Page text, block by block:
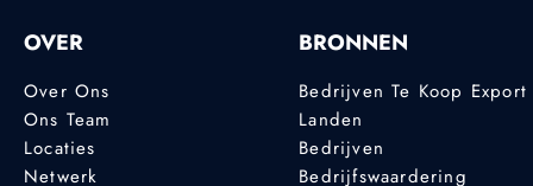
OVER
Over Ons
Ons Team
Locaties
Netwerk
BRONNEN
Bedrijven Te Koop Export
Landen
Bedrijven
Bedrijfswaardering